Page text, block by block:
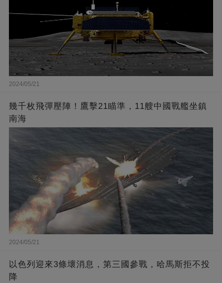
2024/05/21
幾千枚飛彈壓陣！鷹擊21瞄準，11艘中國戰艦坐鎮
南海
2024/05/21
以色列迎來3條壞消息，第三國參戰，哈馬斯拒不投
降